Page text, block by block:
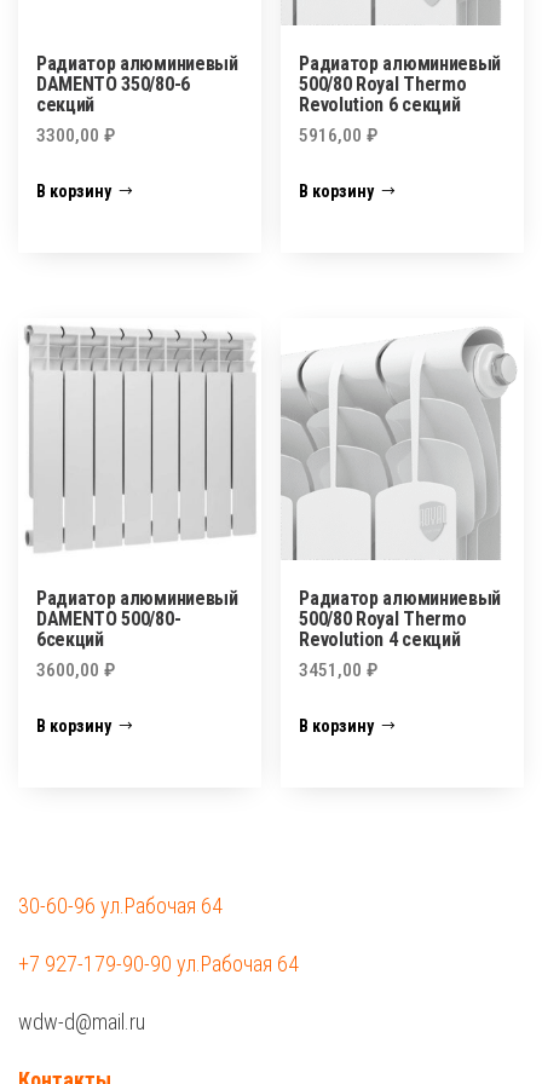
Радиатор алюминиевый
DAMENTO 350/80-6
секций
3300,00 ₽
В корзину
Радиатор алюминиевый
500/80 Royal Thermo
Revolution 6 секций
5916,00₽
В корзину
Радиатор алюминиевый
DAMENTO 500/80-
6секций
3600,00 ₽
В корзину
Радиатор алюминиевый
500/80 Royal Thermo
Revolution 4 секций
3451,00₽
В корзину
30-60-96 ул.Рабочая 64
+7 927-179-90-90 ул.Рабочая 64
wdw-d@mail.ru